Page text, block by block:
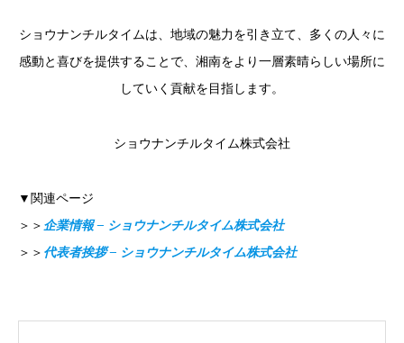
ショウナンチルタイムは、地域の魅力を引き立て、多くの人々に
感動と喜びを提供することで、湘南をより一層素晴らしい場所に
していく貢献を目指します。
ショウナンチルタイム株式会社
▼関連ページ
＞＞ 企業情報 – ショウナンチルタイム株式会社
＞＞ 代表者挨拶 – ショウナンチルタイム株式会社